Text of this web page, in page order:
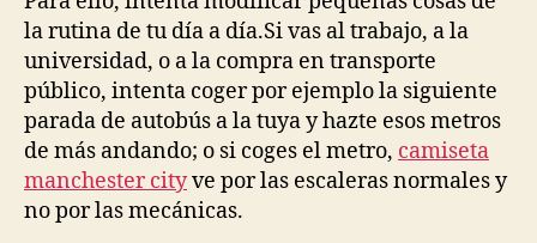
la rutina de tu día a día.Si vas al trabajo, a la
universidad, o a la compra en transporte
público, intenta coger por ejemplo la siguiente
parada de autobús a la tuya y hazte esos metros
de más andando; o si coges el metro, camiseta
manchester cityve por las escaleras normales y
no por las mecánicas.